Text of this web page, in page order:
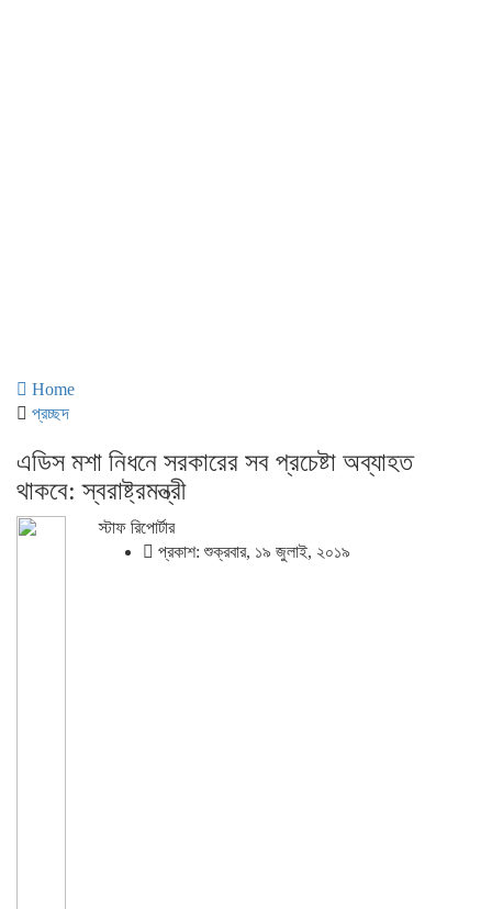
Home
প্রচ্ছদ
এডিস মশা নিধনে সরকারের সব প্রচেষ্টা অব্যাহত
থাকবে: স্বরাষ্ট্রমন্ত্রী
স্টাফ রিপোর্টার
প্রকাশ: শুক্রবার, ১৯ জুলাই, ২০১৯